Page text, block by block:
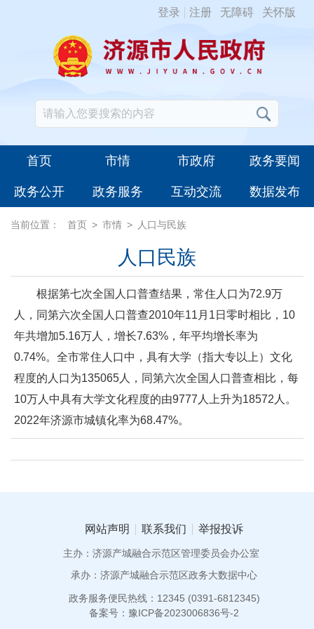
登录 注册 无障碍 关怀版
首页 市情 市政府 政务要闻
政务公开 政务服务 互动交流 数据发布
当前位置： 首页 > 市情 > 人口与民族
人口民族
根据第七次全国人口普查结果，常住人口为72.9万
人，同第六次全国人口普查2010年11月1日零时相比，10
年共增加5.16万人，增长7.63%，年平均增长率为
0.74%。全市常住人口中，具有大学（指大专以上）文化
程度的人口为135065人，同第六次全国人口普查相比，每
10万人中具有大学文化程度的由9777人上升为18572人。
2022年济源市城镇化率为68.47%。
网站声明 联系我们 举报投诉
主办：济源产城融合示范区管理委员会办公室
承办：济源产城融合示范区政务大数据中心
政务服务便民热线：12345 (0391-6812345)
备案号：豫ICP备2023006836号-2